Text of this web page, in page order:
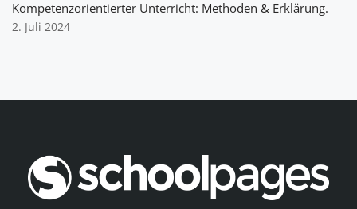
Kompetenzorientierter Unterricht: Methoden & Erklärung.
2. Juli 2024